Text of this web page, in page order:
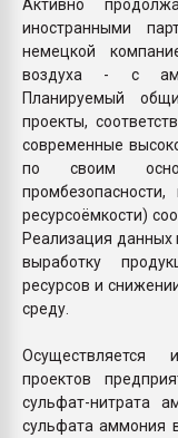
Активно
иностранными
немецкой
воздуха - с
Планируемый
проекты,
современные
по своим
ресурсоёмкости)
Реализация данных
выработку
ресурсов и
среду.
Осуществляется
проектов
сульфат-нитрата
сульфата аммония